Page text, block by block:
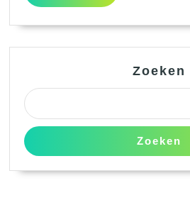
Zoeken
Zoeken